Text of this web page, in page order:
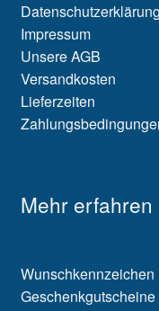
Datenschutzerklärung
Impressum
Unsere AGB
Versandkosten
Lieferzeiten
Mehr erfahren
Wunschkennzeichen
Geschenkgutscheine